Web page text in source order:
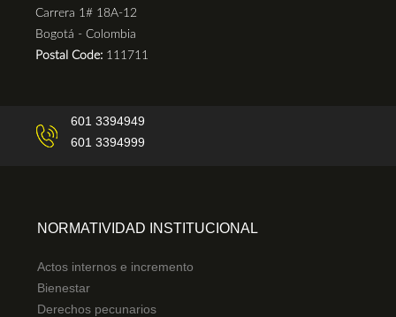
Carrera 1# 18A-12
Bogotá - Colombia
Postal Code: 111711
601 3394949
601 3394999
NORMATIVIDAD INSTITUCIONAL
Actos internos e incremento
Bienestar
Derechos pecunarios